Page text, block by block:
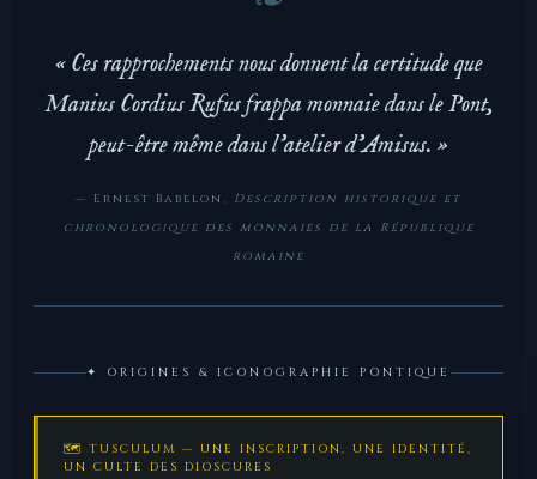
« Ces rapprochements nous donnent la certitude que
Manius Cordius Rufus frappa monnaie dans le Pont,
peut-être même dans l'atelier d'Amisus. »
— Ernest Babelon, Description historique et
chronologique des monnaies de la République
romaine
✦ ORIGINES & ICONOGRAPHIE PONTIQUE
🗺️ TUSCULUM — UNE INSCRIPTION, UNE IDENTITÉ,
UN CULTE DES DIOSCURES